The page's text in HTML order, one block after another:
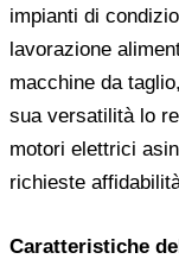
impianti di
lavorazione
macchine da
sua versatilità lo
motori elettrici
richieste
Caratteristiche